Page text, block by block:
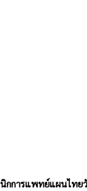
กการแพทย์แผนไทย